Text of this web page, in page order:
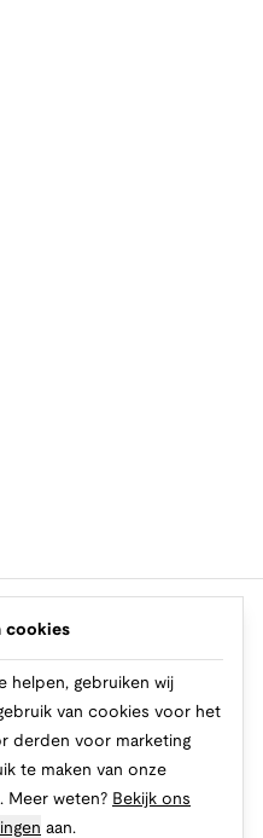
cookies
helpen, gebruiken wij
van cookies voor het
derden voor marketing
te maken van onze
Meer weten? Bekijk ons
aan.